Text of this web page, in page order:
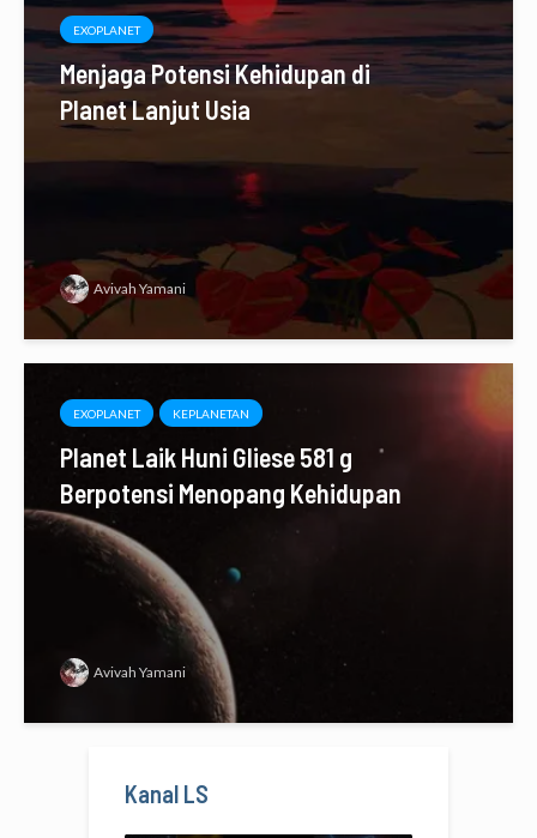
EXOPLANET
Menjaga Potensi Kehidupan di
Planet Lanjut Usia
Avivah Yamani
EXOPLANET KEPLANETAN
Planet Laik Huni Gliese 581 g
Berpotensi Menopang Kehidupan
Avivah Yamani
Kanal LS